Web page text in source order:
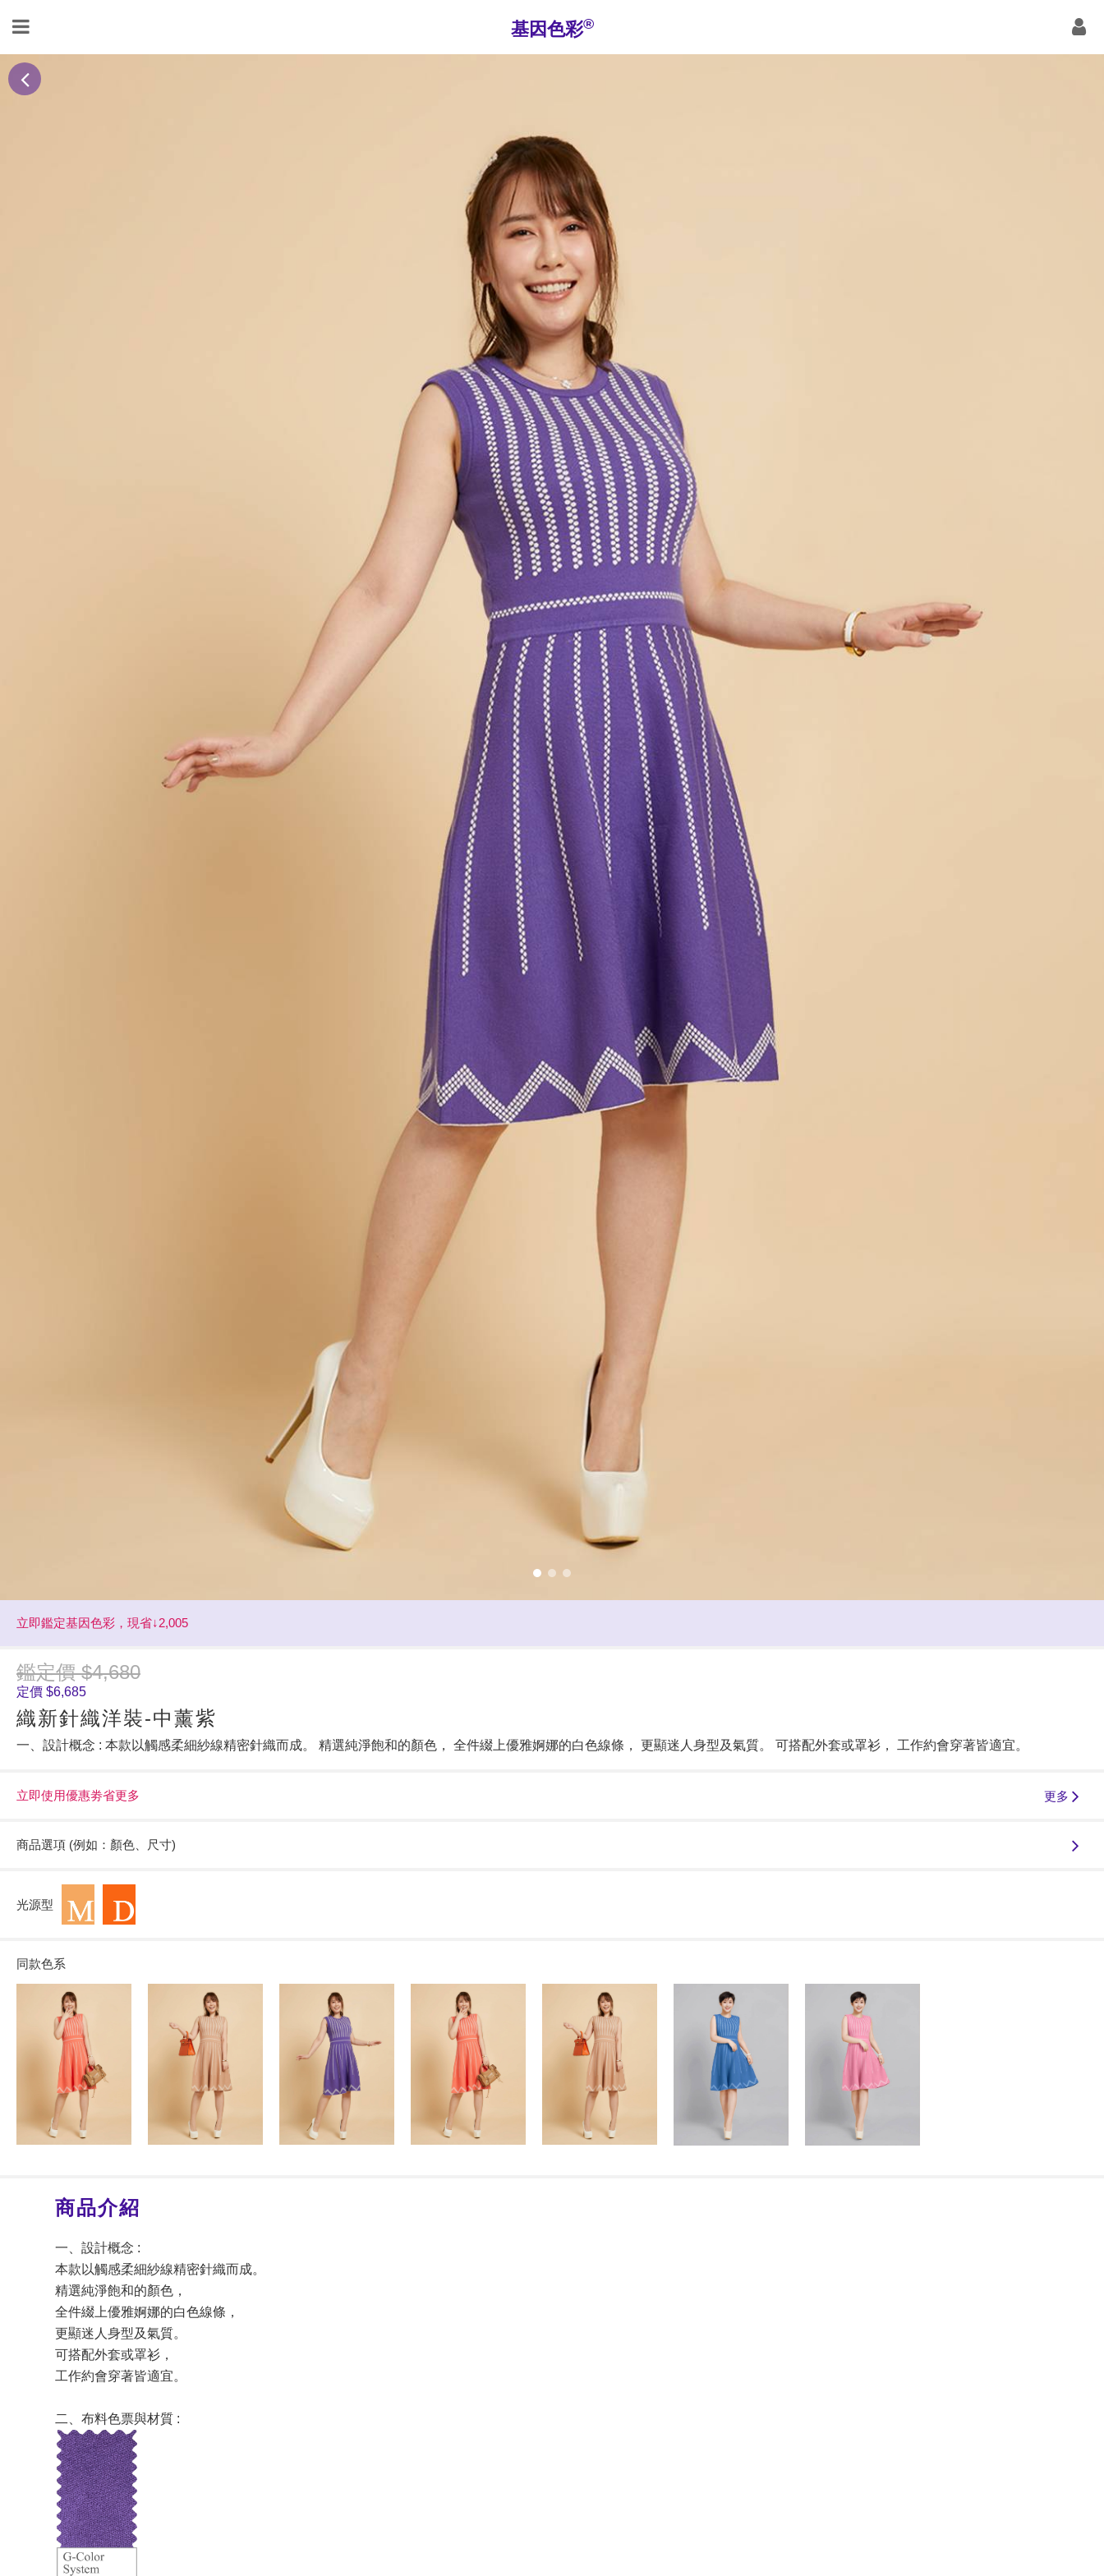
基因色彩®
立即鑑定基因色彩，現省↓2,005
鑑定價 $4,680
定價 $6,685
織新針織洋裝-中薰紫
一、設計概念 : 本款以觸感柔細紗線精密針織而成。 精選純淨飽和的顏色， 全件綴上優雅婀娜的白色線條， 更顯迷人身型及氣質。 可搭配外套或罩衫， 工作約會穿著皆適宜。
立即使用優惠劵省更多 更多
商品選項 (例如：顏色、尺寸)
光源型
同款色系
商品介紹
一、設計概念 :
本款以觸感柔細紗線精密針織而成。
精選純淨飽和的顏色，
全件綴上優雅婀娜的白色線條，
更顯迷人身型及氣質。
可搭配外套或罩衫，
工作約會穿著皆適宜。
二、布料色票與材質 :